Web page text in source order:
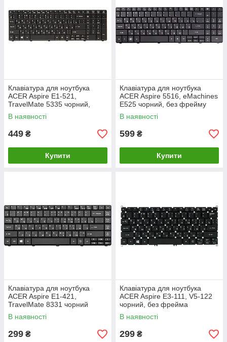
Клавіатура для ноутбука
ACER Aspire E1-521,
TravelMate 5335 чорний,
чорний фрейм
В наявності
449 ₴
Купити
Клавіатура для ноутбука
ACER Aspire 5516, eMachines
E525 чорний, без фрейму
В наявності
599 ₴
Купити
Клавiатура для ноутбука
ACER Aspire E1-421,
TravelMate 8331 чoрний
В наявності
299 ₴
Клавiатура для ноутбука
ACER Aspire E3-111, V5-122
чoрний, без фрейма
В наявності
299 ₴